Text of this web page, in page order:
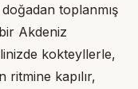
toplanmış
Akdeniz
kokteyllerle,
kapılır,